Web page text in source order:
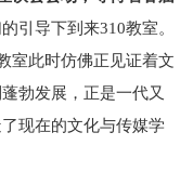
引导下到来310教室。
室此时仿佛正见证着文
勃发展，正是一代又
现在的文化与传媒学